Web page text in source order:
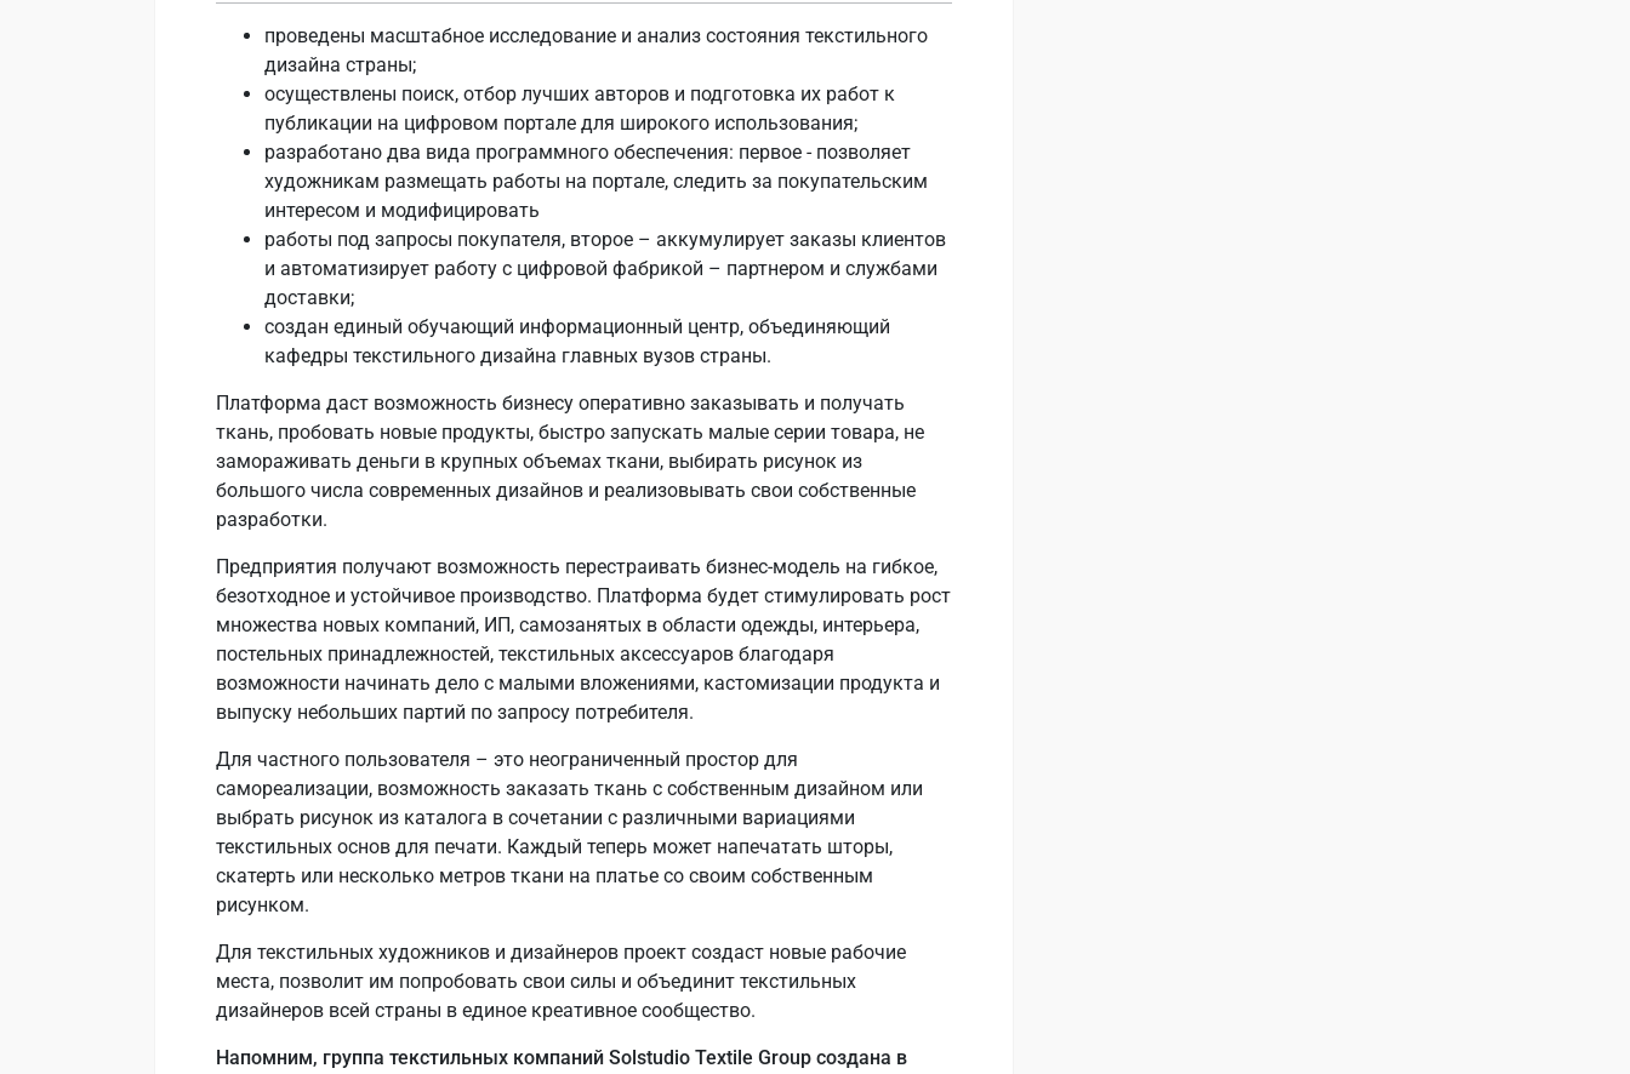
проведены масштабное исследование и анализ состояния текстильного
дизайна страны;
осуществлены поиск, отбор лучших авторов и подготовка их работ к
публикации на цифровом портале для широкого использования;
разработано два вида программного обеспечения: первое - позволяет
художникам размещать работы на портале, следить за покупательским
интересом и модифицировать
работы под запросы покупателя, второе – аккумулирует заказы клиентов
и автоматизирует работу с цифровой фабрикой – партнером и службами
доставки;
создан единый обучающий информационный центр, объединяющий
кафедры текстильного дизайна главных вузов страны.
Платформа даст возможность бизнесу оперативно заказывать и получать
ткань, пробовать новые продукты, быстро запускать малые серии товара, не
замораживать деньги в крупных объемах ткани, выбирать рисунок из
большого числа современных дизайнов и реализовывать свои собственные
разработки.
Предприятия получают возможность перестраивать бизнес-модель на гибкое,
безотходное и устойчивое производство. Платформа будет стимулировать рост
множества новых компаний, ИП, самозанятых в области одежды, интерьера,
постельных принадлежностей, текстильных аксессуаров благодаря
возможности начинать дело с малыми вложениями, кастомизации продукта и
выпуску небольших партий по запросу потребителя.
Для частного пользователя – это неограниченный простор для
самореализации, возможность заказать ткань с собственным дизайном или
выбрать рисунок из каталога в сочетании с различными вариациями
текстильных основ для печати. Каждый теперь может напечатать шторы,
скатерть или несколько метров ткани на платье со своим собственным
рисунком.
Для текстильных художников и дизайнеров проект создаст новые рабочие
места, позволит им попробовать свои силы и объединит текстильных
дизайнеров всей страны в единое креативное сообщество.
Напомним, группа текстильных компаний Solstudio Textile Group создана в